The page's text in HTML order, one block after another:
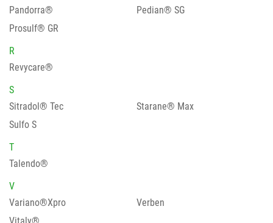
Pandorra®
Pedian® SG
Prosulf® GR
R
Revycare®
S
Sitradol® Tec
Starane® Max
Sulfo S
T
Talendo®
V
Variano®Xpro
Verben